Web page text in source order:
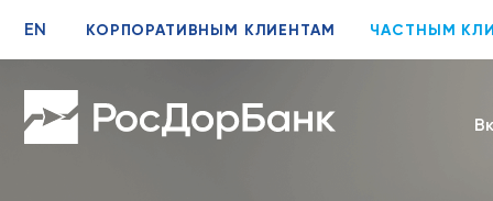
EN КОРПОРАТИВНЫМ КЛИЕНТАМ ЧАСТНЫМ